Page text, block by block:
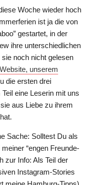
Woche wieder hoch
ist ja die von
gestartet, in der
ihre unterschiedlichen
noch nicht gelesen
unserem
die ersten drei
eine Leserin mit uns
aus Liebe zu ihrem
Sache: Solltest Du als
“engen Freunde-
zur Info: Als Teil der
Instagram-Stories